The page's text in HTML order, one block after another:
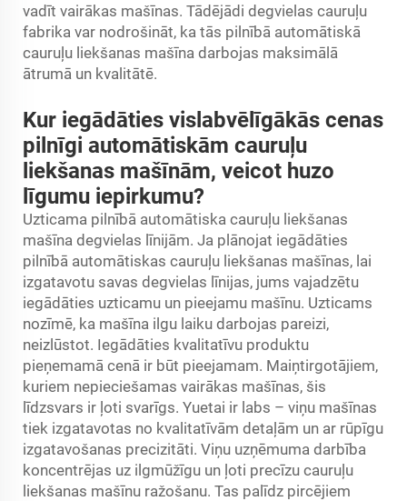
vadīt vairākas mašīnas. Tādējādi degvielas cauruļu
fabrika var nodrošināt, ka tās pilnībā automātiskā
cauruļu liekšanas mašīna darbojas maksimālā
ātrumā un kvalitātē.
Kur iegādāties vislabvēlīgākās cenas
pilnīgi automātiskām cauruļu
liekšanas mašīnām, veicot huzo
līgumu iepirkumu?
Uzticama pilnībā automātiska cauruļu liekšanas
mašīna degvielas līnijām. Ja plānojat iegādāties
pilnībā automātiskas cauruļu liekšanas mašīnas, lai
izgatavotu savas degvielas līnijas, jums vajadzētu
iegādāties uzticamu un pieejamu mašīnu. Uzticams
nozīmē, ka mašīna ilgu laiku darbojas pareizi,
neizlūstot. Iegādāties kvalitatīvu produktu
pieņemamā cenā ir būt pieejamam. Maiņtirgotājiem,
kuriem nepieciešamas vairākas mašīnas, šis
līdzsvars ir ļoti svarīgs. Yuetai ir labs – viņu mašīnas
tiek izgatavotas no kvalitatīvām detaļām un ar rūpīgu
izgatavošanas precizitāti. Viņu uzņēmuma darbība
koncentrējas uz ilgmūžīgu un ļoti precīzu cauruļu
liekšanas mašīnu ražošanu. Tas palīdz pircējiem